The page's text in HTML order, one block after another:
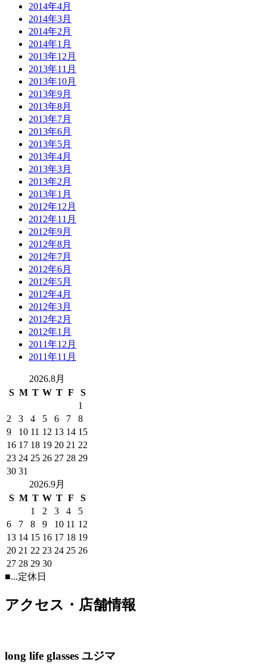
2014年4月
2014年3月
2014年2月
2014年1月
2013年12月
2013年11月
2013年10月
2013年9月
2013年8月
2013年7月
2013年6月
2013年5月
2013年4月
2013年3月
2013年2月
2013年1月
2012年12月
2012年11月
2012年9月
2012年8月
2012年7月
2012年6月
2012年5月
2012年4月
2012年3月
2012年2月
2012年1月
2011年12月
2011年11月
2026.8月
S M T W T F
S
1
2
3 4 5 6 7
8
9
10 11 12 13 14 15
16 17 18 19 20 21 22
23 24 25 26 27 28 29
30 31
2026.9月
S M T W T F
S
1
2 3 4
5
6
7 8 9 10 11 12
13 14 15 16 17 18 19
20 21 22 23 24 25 26
27 28 29 30
■...定休日
アクセス・店舗情報
long life glasses ユジマ